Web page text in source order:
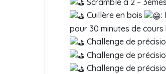
Cuillère en bois
:
pour 30 minutes de cours
Challenge de
Challenge de
Challenge de